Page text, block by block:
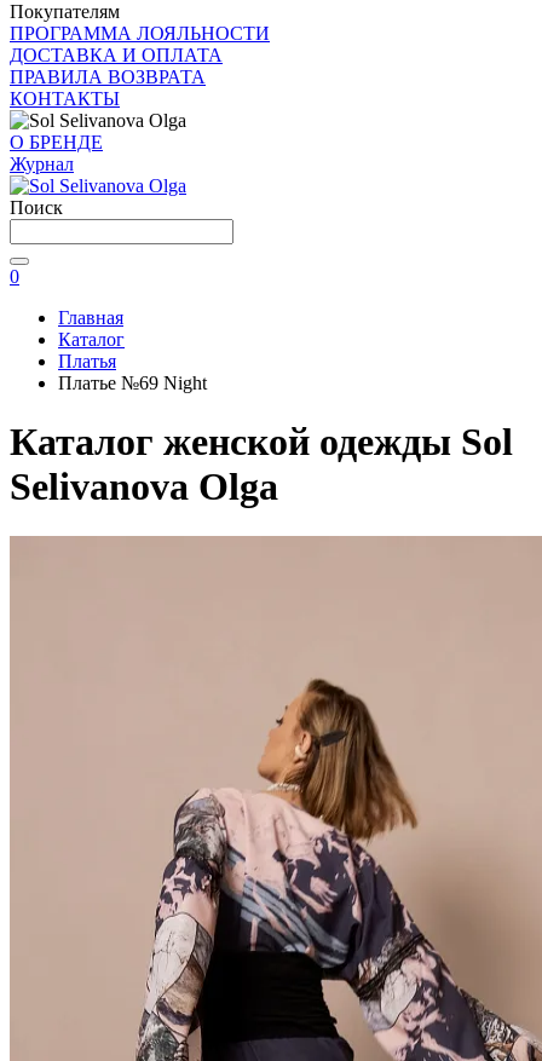
Покупателям
ПРОГРАММА ЛОЯЛЬНОСТИ
ДОСТАВКА И ОПЛАТА
ПРАВИЛА ВОЗВРАТА
КОНТАКТЫ
О БРЕНДЕ
Журнал
Поиск
0
Главная
Каталог
Платья
Платье №69 Night
Каталог женской одежды Sol
Selivanova Olga